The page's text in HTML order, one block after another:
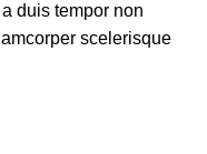
duis tempor non
scelerisque